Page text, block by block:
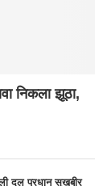
निकला झूठा,
दल प्रधान सुखबीर